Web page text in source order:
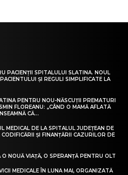
PACIENȚII SPITALULUI SLATINA. NOUL
ȘI REGULI SIMPLIFICATE LA
PENTRU NOU-NĂSCUȚII PREMATURI
FLOREANU: „CÂND O MAMĂ AFLATĂ
CĂ...
MEDICAL DE LA SPITALUL JUDEȚEAN DE
ȘI FINANȚĂRII CAZURILOR DE
NOUĂ VIAȚĂ, O SPERANȚĂ PENTRU OLT
MEDICALE ÎN LUNA MAI, ORGANIZATĂ